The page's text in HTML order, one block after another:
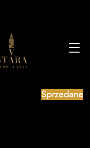
Sprzedane